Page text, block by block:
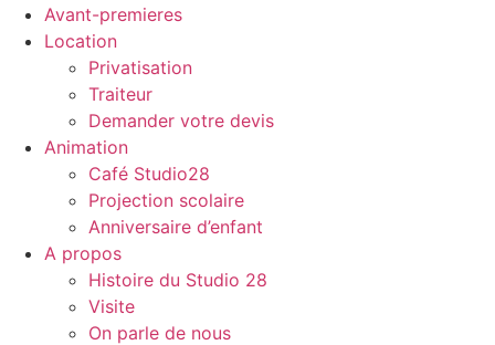
Avant-premieres
Location
Privatisation
Traiteur
Demander votre devis
Animation
Café Studio28
Projection scolaire
Anniversaire d’enfant
A propos
Histoire du Studio 28
Visite
On parle de nous